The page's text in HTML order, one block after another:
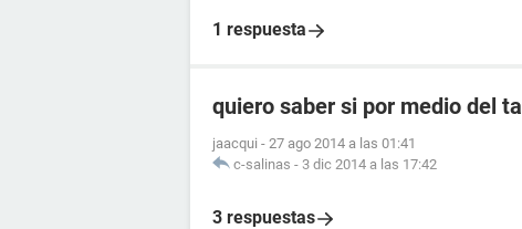
1 respuesta
quiero saber si por medio del
jaacqui - 27 ago 2014 a las 01:41
c-salinas - 3 dic 2014 a las 17:42
3 respuestas